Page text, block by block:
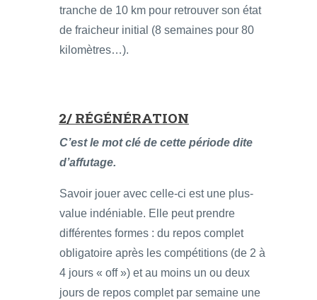
tranche de 10 km pour retrouver son état
de fraicheur initial (8 semaines pour 80
kilomètres…).
2/ RÉGÉNÉRATION
C’est le mot clé de cette période dite
d’affutage.
Savoir jouer avec celle-ci est une plus-
value indéniable. Elle peut prendre
différentes formes : du repos complet
obligatoire après les compétitions (de 2 à
4 jours « off ») et au moins un ou deux
jours de repos complet par semaine une